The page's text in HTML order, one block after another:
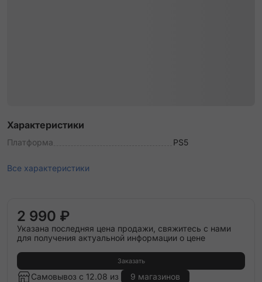
Характеристики
Платформа PS5
Все характеристики
2 990 ₽
Указана последняя цена продажи, свяжитесь с нами
для получения актуальной информации о цене
Заказать
Самовывоз с 12.08 из
9 магазинов